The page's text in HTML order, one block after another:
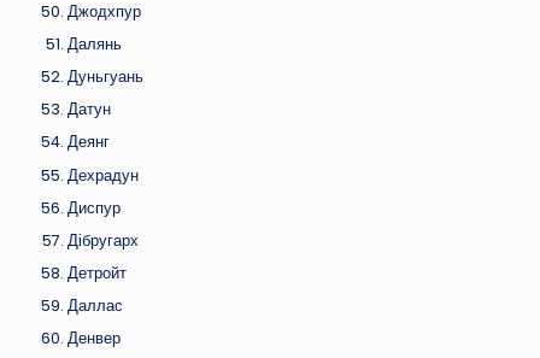
Джодхпур
Далянь
Дуньгуань
Датун
Деянг
Дехрадун
Диспур
Дібругарх
Детройт
Даллас
Денвер